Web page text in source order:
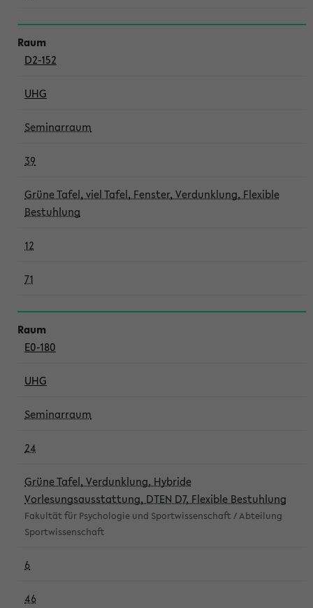
D2-152
UHG
Seminarraum
39
Grüne Tafel, viel Tafel, Fenster, Verdunklung, Flexible
Bestuhlung
12
71
E0-180
UHG
Seminarraum
24
Grüne Tafel, Verdunklung, Hybride
Vorlesungsausstattung, DTEN D7, Flexible Bestuhlung
Fakultät für Psychologie und Sportwissenschaft / Abteilung
Sportwissenschaft
6
46